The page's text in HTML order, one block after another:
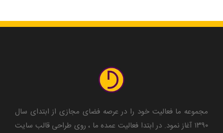
مجموعه ما فعالیت خود را در عرصه فضای مجازی از ابتدای سال
۱۳۹۰ آغاز نمود. در ابتدا فعالیت عمده ما ، روی طراحی قالب سایت